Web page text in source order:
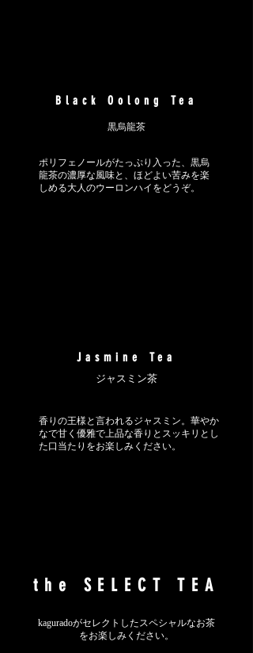
Black Oolong Tea
黒烏龍茶
ポリフェノールがたっぷり入った、黒烏
龍茶の濃厚な風味と、ほどよい苦みを楽
しめる大人のウーロンハイをどうぞ。
Jasmine Tea
ジャスミン茶
香りの王様と言われるジャスミン。華やか
なで甘く優雅で上品な香りとスッキリとし
た口当たりをお楽しみください。
the SELECT TEA
kaguradoがセレクトしたスペシャルなお茶
をお楽しみください。